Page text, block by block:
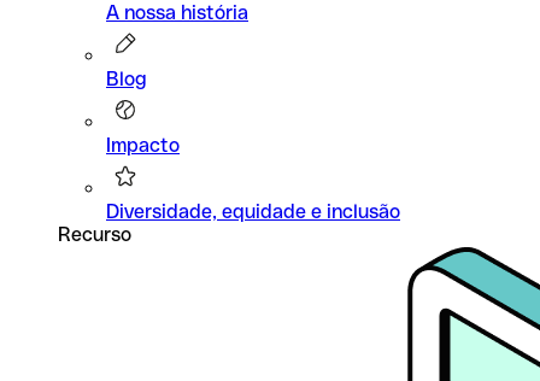
A nossa história
Blog
Impacto
Diversidade, equidade e inclusão
Recurso